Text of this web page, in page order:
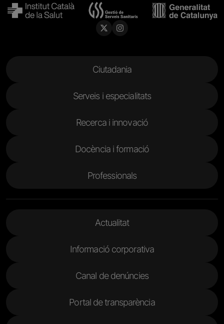
Ciutadania
Serveis i especialitats
Recerca i innovació
Docència i formació
Professionals
Actualitat
Informació corporativa
Canal de denúncies
Portal de transparència